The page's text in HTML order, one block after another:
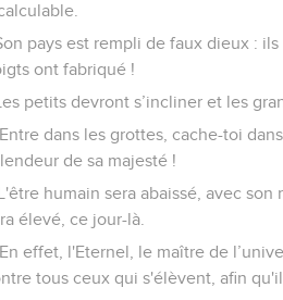
pays est rempli de faux dieux :
ont fabriqué !
petits devront s’incliner et les
Entre dans les grottes, cache-toi
de sa majesté !
humain sera abaissé, avec son
élevé, ce jour-là.
En effet, l'Eternel, le maître de
tous ceux qui s'élèvent, afin